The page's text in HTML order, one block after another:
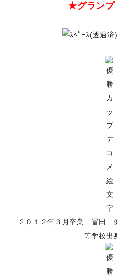
★グラン
２０１２年３月卒業 冨田
等学校